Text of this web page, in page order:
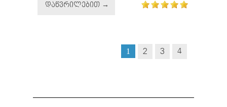
ᲓᲐᲬᲕᲠᲘᲚᲔᲑᲘᲗ →
1 2 3 4